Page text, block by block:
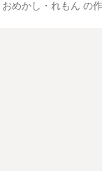
おめかし・れもん の